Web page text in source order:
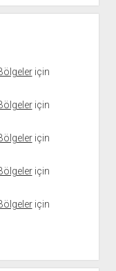
için
için
için
için
için